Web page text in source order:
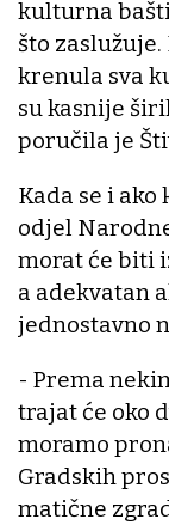
kulturna
što
krenula sva
su kasnije
poručila je
Kada se i
odjel
morat će biti
a adekvatan
jednostavno
- Prema
trajat će oko
moramo
Gradskih
matične